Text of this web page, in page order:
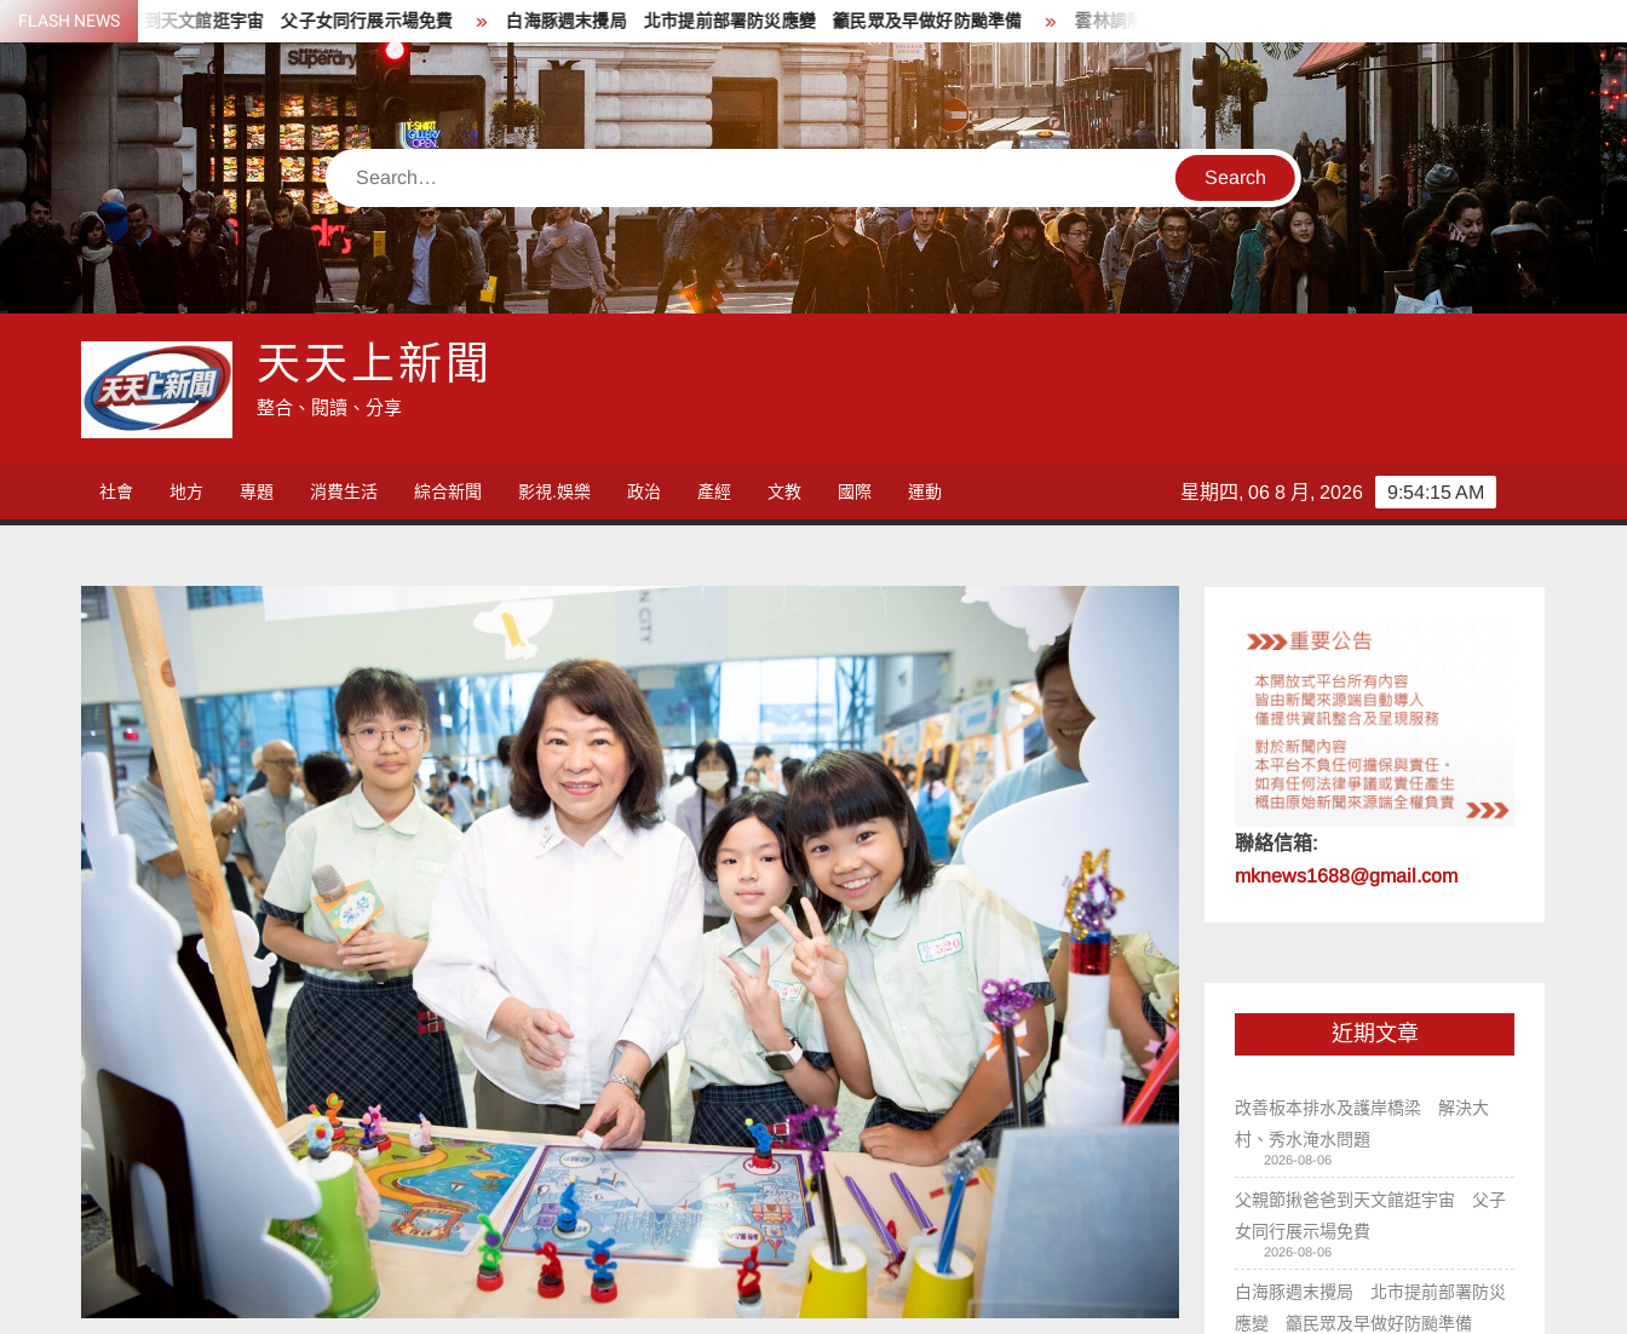
Skip
to
content
FLASH NEWS
天文館逛宇宙 父子女同行展示場免費 白海豚週末攪局 北市提前部署防災應變 籲民眾及早做好防颱準備 雲林調解委員貢獻獲肯定 103位績優人員接受表揚
Search
天天上新聞
整合、閱讀、分享
社會 地方 專題 消費生活 綜合新聞 影視.娛樂 政治 產經 文教 國際 運動 9:54:17 AM
星期四, 06 8 月, 2026
聯絡信箱:
mknews1688@gmail.com
近期文章
改善板本排水及護岸橋梁 解決大
村、秀水淹水問題
2026-08-06
父親節揪爸爸到天文館逛宇宙 父子
女同行展示場免費
2026-08-06
白海豚週末攪局 北市提前部署防災
應變 籲民眾及早做好防颱準備